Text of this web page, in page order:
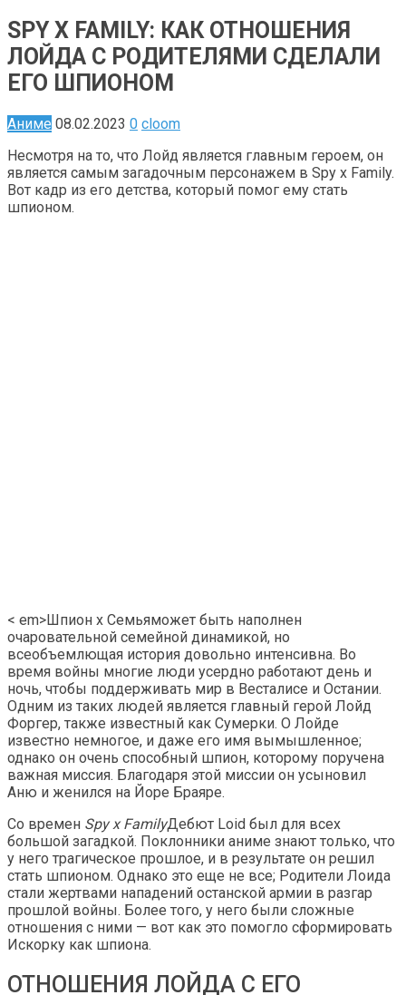
SPY X FAMILY: КАК ОТНОШЕНИЯ
ЛОЙДА С РОДИТЕЛЯМИ СДЕЛАЛИ
ЕГО ШПИОНОМ
Аниме 08.02.2023 0 cloom
Несмотря на то, что Лойд является главным героем, он
является самым загадочным персонажем в Spy x Family.
Вот кадр из его детства, который помог ему стать
шпионом.
< em>Шпион х Семьяможет быть наполнен
очаровательной семейной динамикой, но
всеобъемлющая история довольно интенсивна. Во
время войны многие люди усердно работают день и
ночь, чтобы поддерживать мир в Весталисе и Остании.
Одним из таких людей является главный герой Лойд
Форгер, также известный как Сумерки. О Лойде
известно немногое, и даже его имя вымышленное;
однако он очень способный шпион, которому поручена
важная миссия. Благодаря этой миссии он усыновил
Аню и женился на Йоре Браяре.
Со времен Spy x FamilyДебют Loid был для всех
большой загадкой. Поклонники аниме знают только, что
у него трагическое прошлое, и в результате он решил
стать шпионом. Однако это еще не все; Родители Лоида
стали жертвами нападений останской армии в разгар
прошлой войны. Более того, у него были сложные
отношения с ними — вот как это помогло сформировать
Искорку как шпиона.
ОТНОШЕНИЯ ЛОЙДА С ЕГО